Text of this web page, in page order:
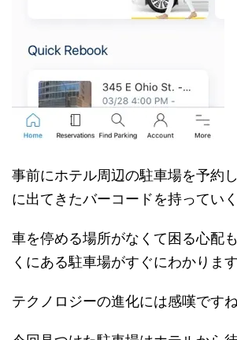
事前にホテル周辺の駐車場を予約
に出てきたバーコードを持っていく
車を停める場所がなくて困る心配
くにある駐車場がすぐにわかります
テクノロジーの進化には感嘆ですね